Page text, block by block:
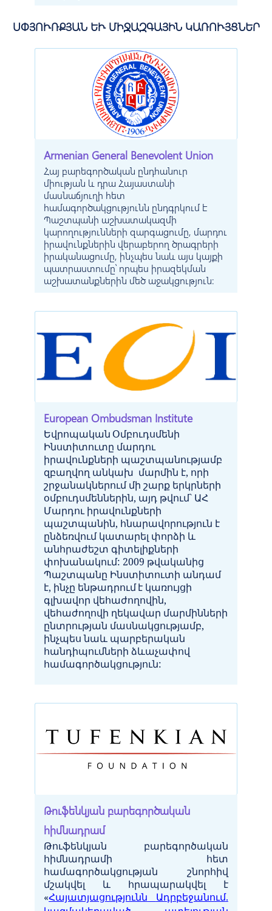
ՍՓՅՈՒՌՔՅԱՆ ԵՒ ՄԻՋԱԶԳԱՅԻՆ ԿԱՌՈՒՅՑՆԵՐ
Armenian General Benevolent Union
Հայ բարեգործական ընդհանուր
միության և դրա Հայաստանի
մասնաճյուղի հետ
համագործակցությունն ընդգրկում է
Պաշտպանի աշխատակազմի
կարողությունների զարգացումը, մարդու
իրավունքներին վերաբերող ծրագրերի
իրականացումը, ինչպես նաև այս կայքի
պատրաստումը՝ որպես իրազեկման
աշխատանքներին մեծ աջակցություն:
European Ombudsman Institute
Եվրոպական Օմբուդսմենի
Ինստիտուտը մարդու
իրավունքների պաշտպանությամբ
զբաղվող անկախ մարմին է, որի
շրջանակներում մի շարք երկրների
օմբուդսմեններին, այդ թվում` ԱՀ
Մարդու իրավունքների
պաշտպանին, հնարավորություն է
ընձեռվում կատարել փորձի և
անհրաժեշտ գիտելիքների
փոխանակում: 2009 թվականից
Պաշտպանը Ինստիտուտի անդամ
է, ինչը ենթադրումէ կառույցի
գլխավոր վեհաժողովին,
վեհաժողովի ղեկավար մարմինների
ընտրության մասնակցությամբ,
ինչպես նաև պարբերական
հանդիպումների ձևաչափով
համագործակցություն:
Թուֆենկյան բարեգործական
հիմնադրամ
Թուֆենկյան
բարեգործական
հիմնադրամի
հետ
համագործակցության
շնորհիվ
մշակվել
և հրապարակվել
է
«Հայատյացությունն Ադրբեջանում.